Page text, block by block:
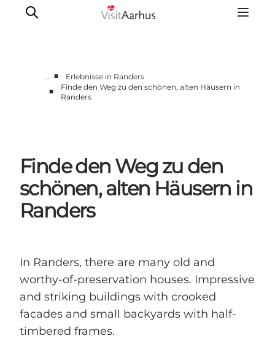
Region Aarhus
Randers
Silkeborg
Viborg
Favrskov
… ■
Erlebnisse in Randers
■
Finde den Weg zu den schönen, alten Häusern in
Randers
Finde den Weg zu den
schönen, alten Häusern in
Randers
In Randers, there are many old and
worthy-of-preservation houses. Impressive
and striking buildings with crooked
facades and small backyards with half-
timbered frames.